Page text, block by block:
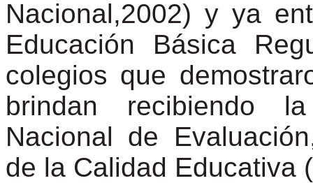
Nacional,2002) y ya
Educación Básica
colegios que
brindan recibiendo
Nacional de
de la Calidad Educativa